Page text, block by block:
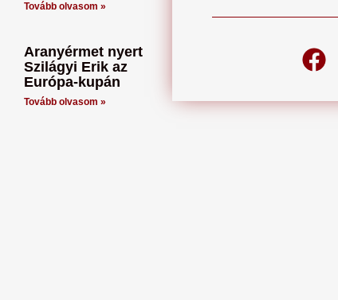
Tovább olvasom »
Aranyérmet nyert
Szilágyi Erik az
Európa-kupán
Tovább olvasom »